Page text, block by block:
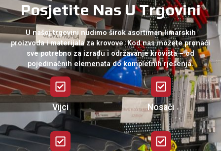
Posjetite Nas U Trgovini
U našoj trgovini nudimo širok asortiman limarskih
proizvoda i materijala za krovove. Kod nas možete pronaći
sve potrebno za izradu i održavanje krovišta – od
pojedinačnih elemenata do kompletnih rješenja.
Vijci Nosači